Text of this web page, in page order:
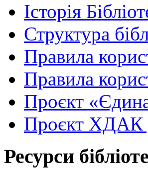
Історія
Структура
Правила
Правила
Проєкт
Проєкт ХДАК
Ресурси